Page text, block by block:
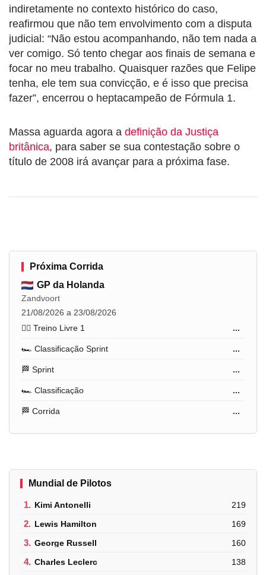
indiretamente no contexto histórico do caso,
reafirmou que não tem envolvimento com a disputa
judicial: “Não estou acompanhando, não tem nada a
ver comigo. Só tento chegar aos finais de semana e
focar no meu trabalho. Quaisquer razões que Felipe
tenha, ele tem sua convicção, e é isso que precisa
fazer”, encerrou o heptacampeão de Fórmula 1.
Massa aguarda agora a definição da Justiça
britânica, para saber se sua contestação sobre o
título de 2008 irá avançar para a próxima fase.
Próxima Corrida
GP da Holanda
Zandvoort
21/08/2026 a 23/08/2026
🏋️‍♂️ Treino Livre 1
...
🏎️ Classificação Sprint ...
🏁 Sprint ...
🏎️ Classificação ...
🏁 Corrida ...
Mundial de Pilotos
1. Kimi Antonelli 219
2. Lewis Hamilton 169
3. George Russell 160
4. Charles Leclerc 138